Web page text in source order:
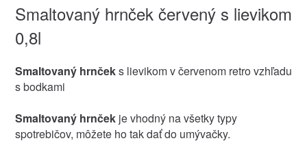
Smaltovaný hrnček červený s lievikom
0,8l
Smaltovaný hrnčeks lievikom v červenom retro vzhľadu
s bodkami
Smaltovaný hrnčekje vhodný na všetky typy
spotrebičov, môžete ho tak dať do umývačky.